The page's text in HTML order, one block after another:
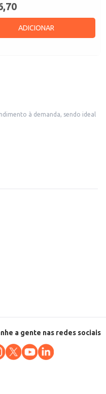
ADICIONAR
a gente nas redes sociais